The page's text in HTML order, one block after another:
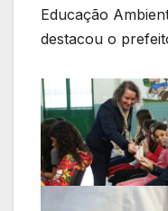
Educação
destacou o